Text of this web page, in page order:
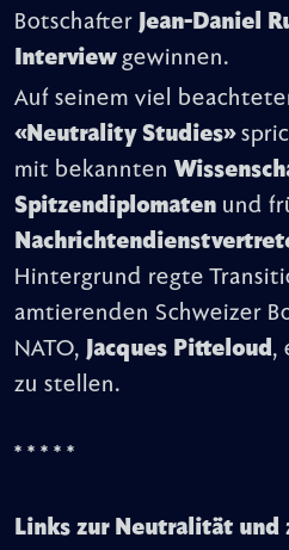
Botschafter Jean-Daniel
Interviewgewinnen.
Auf seinem viel
«Neutrality Studies»
mit bekannten
Spitzendiplomaten und
Hintergrund regte
amtierenden Schweizer
NATO, Jacques Pitteloud,
zu stellen.
* * * * *
Links zur Neutralität und